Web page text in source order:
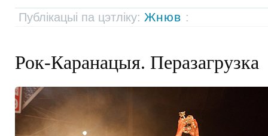
Публікацыі па цэтліку: Жнюв :
Рок-Каранацыя. Перазагрузка